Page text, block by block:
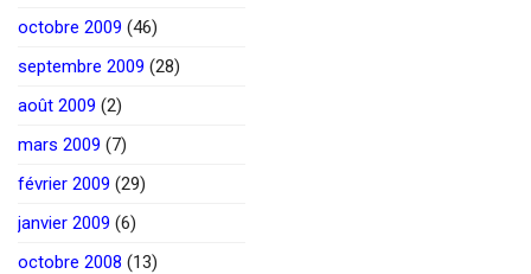
octobre 2009 (46)
septembre 2009 (28)
août 2009 (2)
mars 2009 (7)
février 2009 (29)
janvier 2009 (6)
octobre 2008 (13)